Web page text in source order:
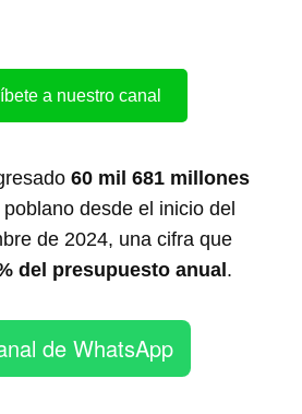
a nuestro canal
60 mil 681 millones
desde el inicio del
de 2024, una cifra que
del presupuesto anual.
de WhatsApp